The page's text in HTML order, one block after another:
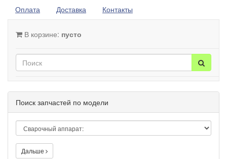
Оплата Доставка Контакты
В корзине: пусто
Поиск запчастей по модели
Дальше